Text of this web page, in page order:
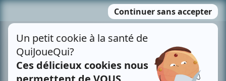
MENU
contenu